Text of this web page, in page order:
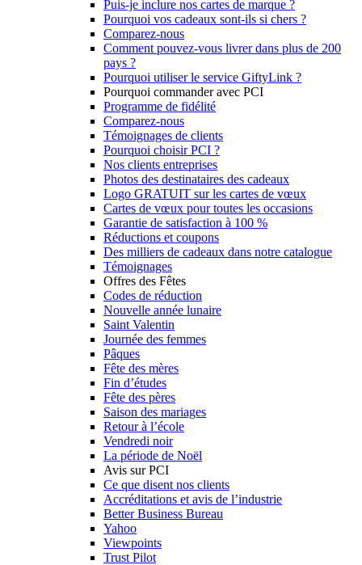
Puis-je inclure nos cartes de marque ?
Pourquoi vos cadeaux sont-ils si chers ?
Comparez-nous
Comment pouvez-vous livrer dans plus de 200
pays ?
Pourquoi utiliser le service GiftyLink ?
Pourquoi commander avec PCI
Programme de fidélité
Comparez-nous
Témoignages de clients
Pourquoi choisir PCI ?
Nos clients entreprises
Photos des destinataires des cadeaux
Logo GRATUIT sur les cartes de vœux
Cartes de vœux pour toutes les occasions
Garantie de satisfaction à 100 %
Réductions et coupons
Des milliers de cadeaux dans notre catalogue
Témoignages
Offres des Fêtes
Codes de réduction
Nouvelle année lunaire
Saint Valentin
Journée des femmes
Pâques
Fête des mères
Fin d’études
Fête des pères
Saison des mariages
Retour à l’école
Vendredi noir
La période de Noël
Avis sur PCI
Ce que disent nos clients
Accréditations et avis de l’industrie
Better Business Bureau
Yahoo
Viewpoints
Trust Pilot